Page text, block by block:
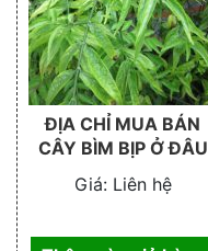
ĐỊA CHỈ MUA BÁN
CÂY BÌM BỊP Ở ĐÂU
Giá:Liên hệ